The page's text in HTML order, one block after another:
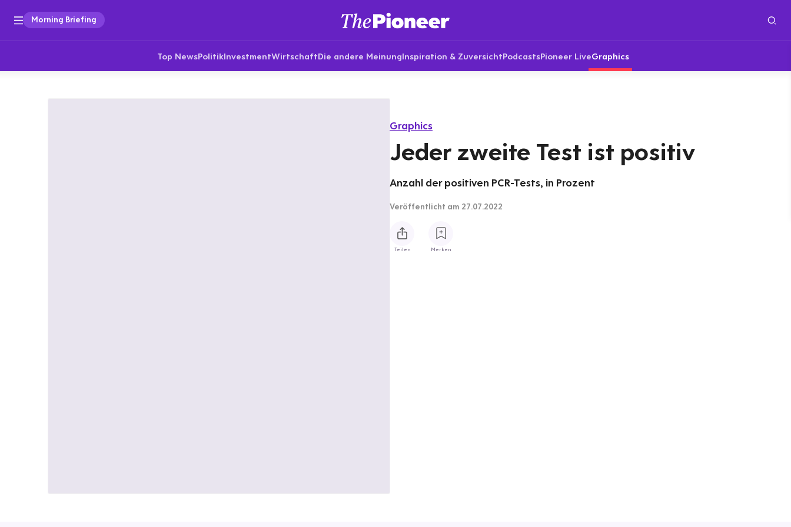
Morning Briefing
Top NewsPolitikInvestmentWirtschaftDie andere MeinungInspiration & ZuversichtPodcastsPioneer LiveGraphics
Graphics
Jeder zweite Test ist positiv
Anzahl der positiven PCR-Tests, in Prozent
Veröffentlicht am 27.07.2022
Teilen Merken